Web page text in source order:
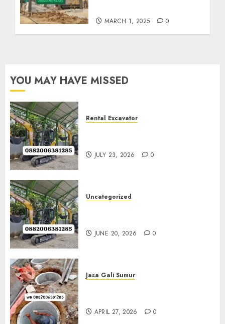
MARCH 1, 2025 0
YOU MAY HAVE MISSED
Rental Excavator
JULY 23, 2026 0
Uncategorized
JUNE 20, 2026 0
Jasa Gali Sumur
APRIL 27, 2026 0